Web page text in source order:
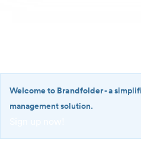
·
Welcome to Brandfolder- a
management solution.